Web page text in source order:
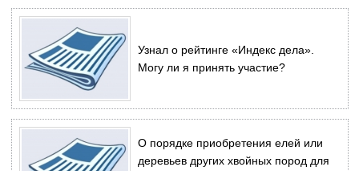
Узнал о рейтинге «Индекс дела».
Могу ли я принять участие?
О порядке приобретения елей или
деревьев других хвойных пород для